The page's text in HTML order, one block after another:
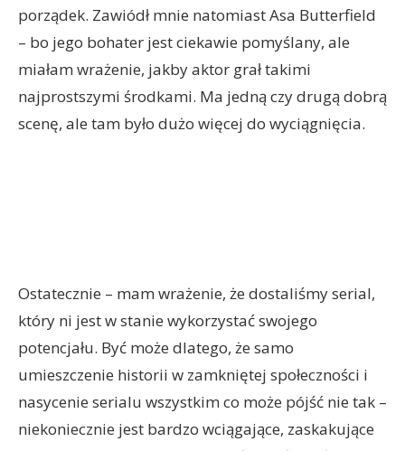
porządek. Zawiódł mnie natomiast Asa Butterfield
– bo jego bohater jest ciekawie pomyślany, ale
miałam wrażenie, jakby aktor grał takimi
najprostszymi środkami. Ma jedną czy drugą dobrą
scenę, ale tam było dużo więcej do wyciągnięcia.
Ostatecznie – mam wrażenie, że dostaliśmy serial,
który ni jest w stanie wykorzystać swojego
potencjału. Być może dlatego, że samo
umieszczenie historii w zamkniętej społeczności i
nasycenie serialu wszystkim co może pójść nie tak –
niekoniecznie jest bardzo wciągające, zaskakujące